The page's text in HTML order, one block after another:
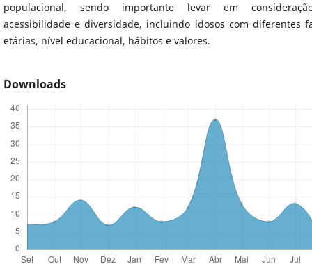
populacional, sendo importante levar em
acessibilidade e diversidade, incluindo idosos com diferentes
etárias, nível educacional, hábitos e valores.
Downloads